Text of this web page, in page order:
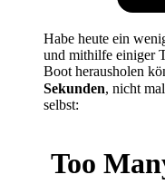
Habe heute ein
und mithilfe einiger
Boot herausholen
Sekunden, nicht
selbst: